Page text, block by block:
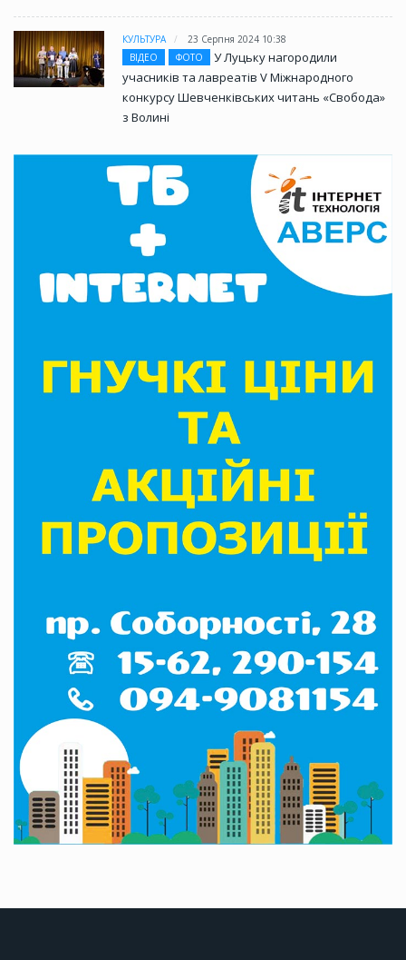
КУЛЬТУРА
23 Серпня 2024 10:38
ВІДЕО
ФОТО
У Луцьку нагородили
учасників та лавреатів V Міжнародного
конкурсу Шевченківських читань «Свобода»
з Волині